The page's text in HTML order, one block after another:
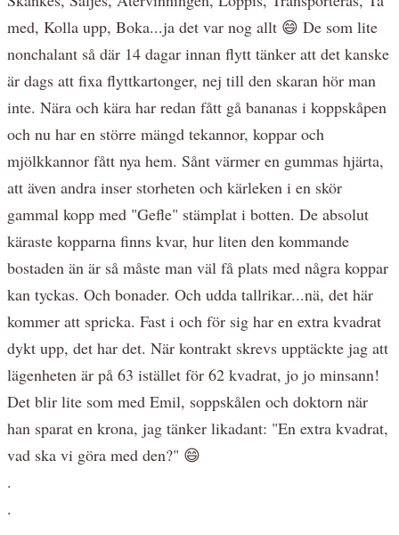
med, Kolla upp, Boka...ja det var nog allt 😄 De som lite
nonchalant så där 14 dagar innan flytt tänker att det kanske
är dags att fixa flyttkartonger, nej till den skaran hör man
inte. Nära och kära har redan fått gå bananas i koppskåpen
och nu har en större mängd tekannor, koppar och
mjölkkannor fått nya hem. Sånt värmer en gummas hjärta,
att även andra inser storheten och kärleken i en skör
gammal kopp med "Gefle" stämplat i botten. De absolut
käraste kopparna finns kvar, hur liten den kommande
bostaden än är så måste man väl få plats med några koppar
kan tyckas. Och bonader. Och udda tallrikar...nä, det här
kommer att spricka. Fast i och för sig har en extra kvadrat
dykt upp, det har det. När kontrakt skrevs upptäckte jag att
lägenheten är på 63 istället för 62 kvadrat, jo jo minsann!
Det blir lite som med Emil, soppskålen och doktorn när
han sparat en krona, jag tänker likadant: "En extra kvadrat,
vad ska vi göra med den?" 😄
.
.